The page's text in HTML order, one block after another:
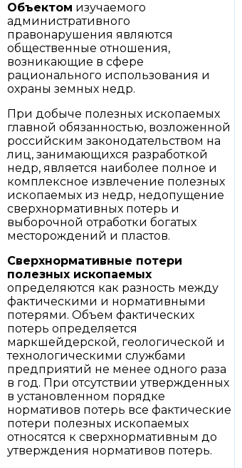
Объектом изучаемого
административного
правонарушения являются
общественные отношения,
возникающие в сфере
рационального использования и
охраны земных недр.
При добыче полезных ископаемых
главной обязанностью, возложенной
российским законодательством на
лиц, занимающихся разработкой
недр, является наиболее полное и
комплексное извлечение полезных
ископаемых из недр, недопущение
сверхнормативных потерь и
выборочной отработки богатых
месторождений и пластов.
Сверхнормативные потери
полезных ископаемых
определяются как разность между
фактическими и нормативными
потерями. Объем фактических
потерь определяется
маркшейдерской, геологической и
технологическими службами
предприятий не менее одного раза
в год. При отсутствии утвержденных
в установленном порядке
нормативов потерь все фактические
потери полезных ископаемых
относятся к сверхнормативным до
утверждения нормативов потерь.